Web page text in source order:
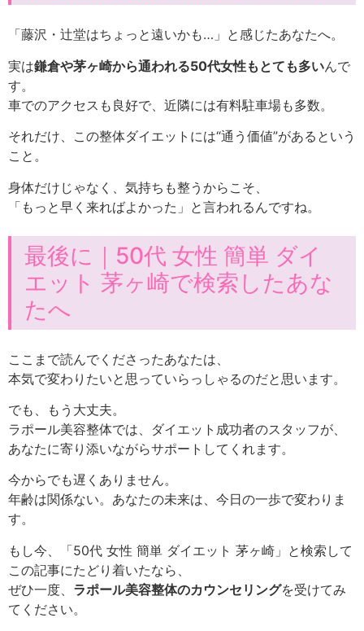
「藤沢・辻堂はちょっと遠いかも…」と感じたあなたへ。
実は鎌倉や茅ヶ崎から通われる50代女性もとても多いんで
す。
車でのアクセスも良好で、近隣には有料駐車場も多数。
それだけ、この整体ダイエットには“通う価値”があるという
こと。
身体だけじゃなく、気持ちも整うからこそ、
「もっと早く来ればよかった」と言われるんですね。
最後に｜50代 女性 簡単 ダイ
エット 茅ヶ崎で検索したあな
たへ
ここまで読んでくださったあなたは、
本気で変わりたいと思っていらっしゃるのだと思います。
でも、もう大丈夫。
ラポール美容整体では、ダイエット成功者のスタッフが、
あなたに寄り添いながらサポートしてくれます。
今からでも遅くありません。
年齢は関係ない。あなたの未来は、今日の一歩で変わりま
す。
もし今、「50代 女性 簡単 ダイエット 茅ヶ崎」と検索して
この記事にたどり着いたなら、
ぜひ一度、 ラポール美容整体のカウンセリングを受けてみ
てください。